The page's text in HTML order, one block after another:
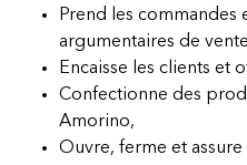
Prend les commandes
argumentaires de
Encaisse les clients et
Confectionne des
Amorino,
Ouvre, ferme et